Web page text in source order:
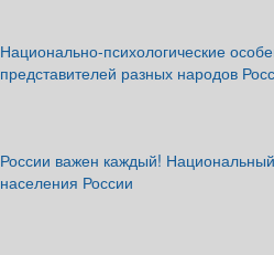
Национально-психологические
представителей разных народов
России важен каждый!
населения России